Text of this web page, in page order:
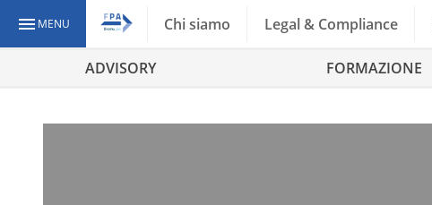
MENU Chi siamo Legal & Compliance
ADVISORY FORMAZIONE